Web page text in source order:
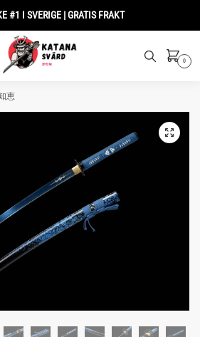
#1 I SVERIGE | GRATIS FRAKT
0
恵